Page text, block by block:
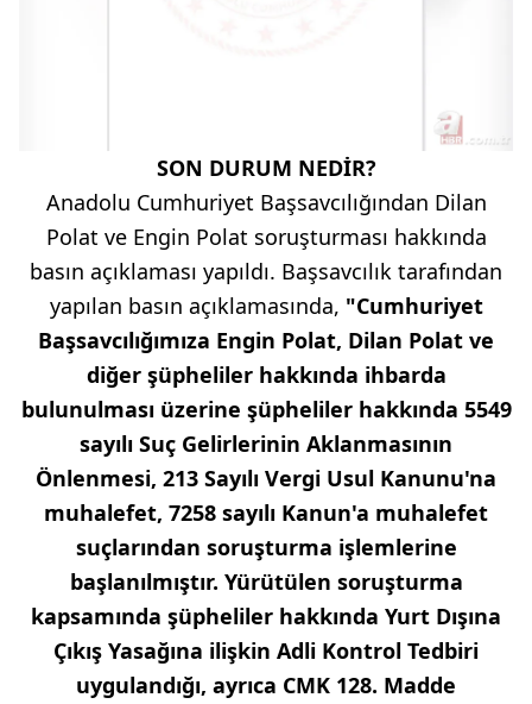
SON DURUM NEDİR?
Anadolu Cumhuriyet Başsavcılığından Dilan
Polat ve Engin Polat soruşturması hakkında
basın açıklaması yapıldı. Başsavcılık tarafından
yapılan basın açıklamasında, "Cumhuriyet
Başsavcılığımıza Engin Polat, Dilan Polat ve
diğer şüpheliler hakkında ihbarda
bulunulması üzerine şüpheliler hakkında 5549
sayılı Suç Gelirlerinin Aklanmasının
Önlenmesi, 213 Sayılı Vergi Usul Kanunu'na
muhalefet, 7258 sayılı Kanun'a muhalefet
suçlarından soruşturma işlemlerine
başlanılmıştır. Yürütülen soruşturma
kapsamında şüpheliler hakkında Yurt Dışına
Çıkış Yasağına ilişkin Adli Kontrol Tedbiri
uygulandığı, ayrıca CMK 128. Madde